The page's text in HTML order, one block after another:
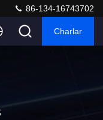
86-134-16743702
Charlar